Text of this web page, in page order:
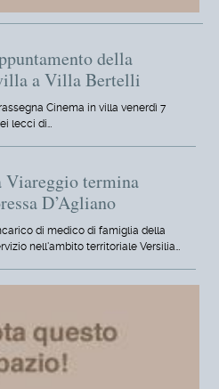
della
a Villa Bertelli
Cinema in villa venerdì 7
lecci di…
termina
D’Agliano
di medico di famiglia della
nell'ambito territoriale Versilia…